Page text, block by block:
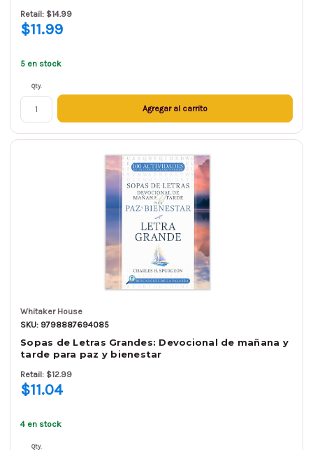
Retail: $14.99
$11.99
5 en stock
Qty.
Agregar al carrito
Whitaker House
SKU: 9798887694085
Sopas de Letras Grandes: Devocional de mañana y
tarde para paz y bienestar
Retail: $12.99
$11.04
4 en stock
Qty.